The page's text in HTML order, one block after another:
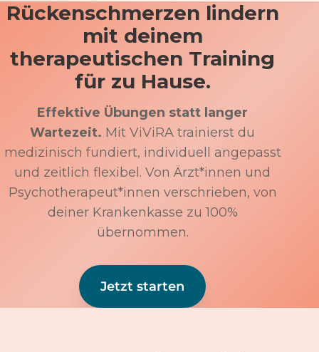
Rückenschmerzen lindern
mit deinem
therapeutischen Training
für zu Hause.
Effektive Übungen statt langer
Wartezeit. Mit ViViRA trainierst du
medizinisch fundiert, individuell angepasst
und zeitlich flexibel. Von Ärzt*innen und
Psychotherapeut*innen verschrieben, von
deiner Krankenkasse zu 100%
übernommen.
Jetzt starten